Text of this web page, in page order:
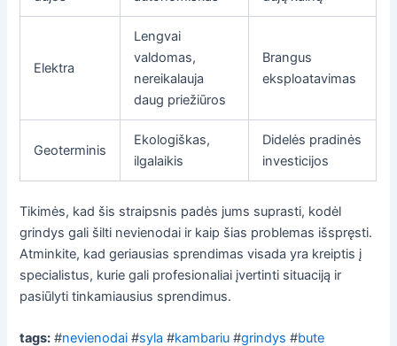
Elektra
Lengvai
valdomas,
nereikalauja
daug priežiūros
Brangus
eksploatavimas
Geoterminis
Ekologiškas,
ilgalaikis
Didelės pradinės
investicijos
Tikimės, kad šis straipsnis padės jums suprasti, kodėl
grindys gali šilti nevienodai ir kaip šias problemas išspręsti.
Atminkite, kad geriausias sprendimas visada yra kreiptis į
specialistus, kurie gali profesionaliai įvertinti situaciją ir
pasiūlyti tinkamiausius sprendimus.
tags: #nevienodai #syla #kambariu #grindys #bute